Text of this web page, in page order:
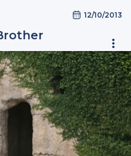
12/10/2013